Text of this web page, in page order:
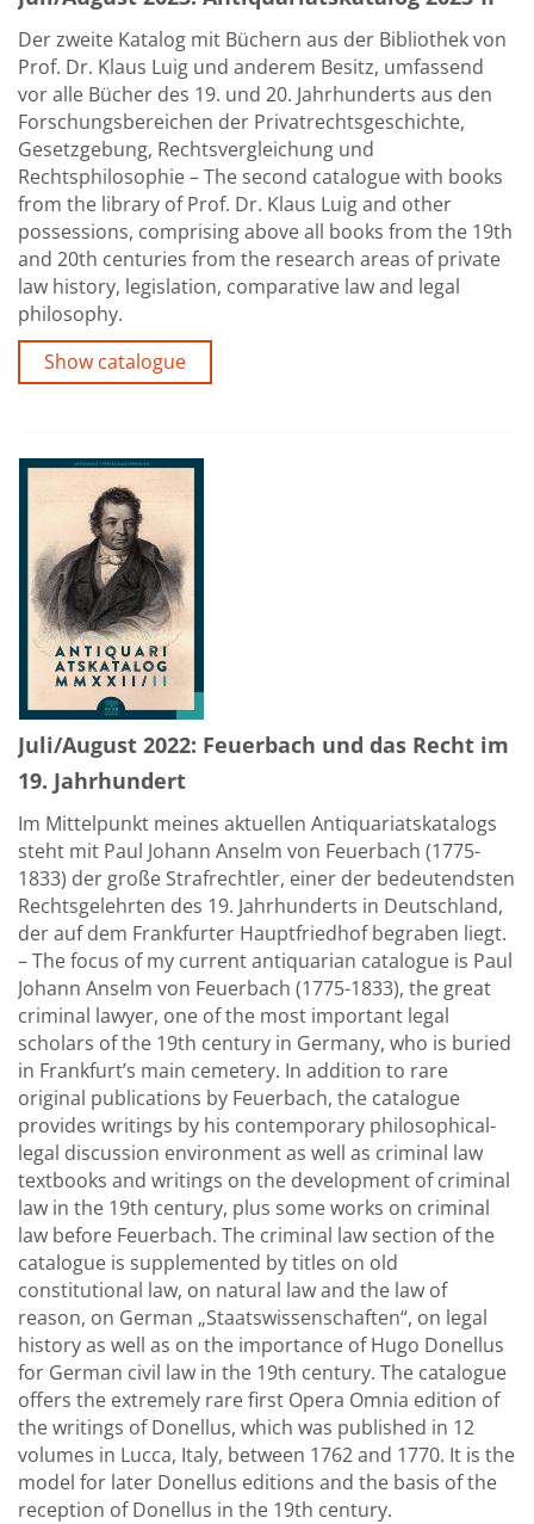
Der zweite Katalog mit Büchern aus der Bibliothek von
Prof. Dr. Klaus Luig und anderem Besitz, umfassend
vor alle Bücher des 19. und 20. Jahrhunderts aus den
Forschungsbereichen der Privatrechtsgeschichte,
Gesetzgebung, Rechtsvergleichung und
Rechtsphilosophie – The second catalogue with books
from the library of Prof. Dr. Klaus Luig and other
possessions, comprising above all books from the 19th
and 20th centuries from the research areas of private
law history, legislation, comparative law and legal
philosophy.
Show catalogue
Juli/August 2022: Feuerbach und das Recht im
19. Jahrhundert
Im Mittelpunkt meines aktuellen Antiquariatskatalogs
steht mit Paul Johann Anselm von Feuerbach (1775-
1833) der große Strafrechtler, einer der bedeutendsten
Rechtsgelehrten des 19. Jahrhunderts in Deutschland,
der auf dem Frankfurter Hauptfriedhof begraben liegt.
– The focus of my current antiquarian catalogue is Paul
Johann Anselm von Feuerbach (1775-1833), the great
criminal lawyer, one of the most important legal
scholars of the 19th century in Germany, who is buried
in Frankfurt’s main cemetery. In addition to rare
original publications by Feuerbach, the catalogue
provides writings by his contemporary philosophical-
legal discussion environment as well as criminal law
textbooks and writings on the development of criminal
law in the 19th century, plus some works on criminal
law before Feuerbach. The criminal law section of the
catalogue is supplemented by titles on old
constitutional law, on natural law and the law of
reason, on German „Staatswissenschaften“, on legal
history as well as on the importance of Hugo Donellus
for German civil law in the 19th century. The catalogue
offers the extremely rare first Opera Omnia edition of
the writings of Donellus, which was published in 12
volumes in Lucca, Italy, between 1762 and 1770. It is the
model for later Donellus editions and the basis of the
reception of Donellus in the 19th century.